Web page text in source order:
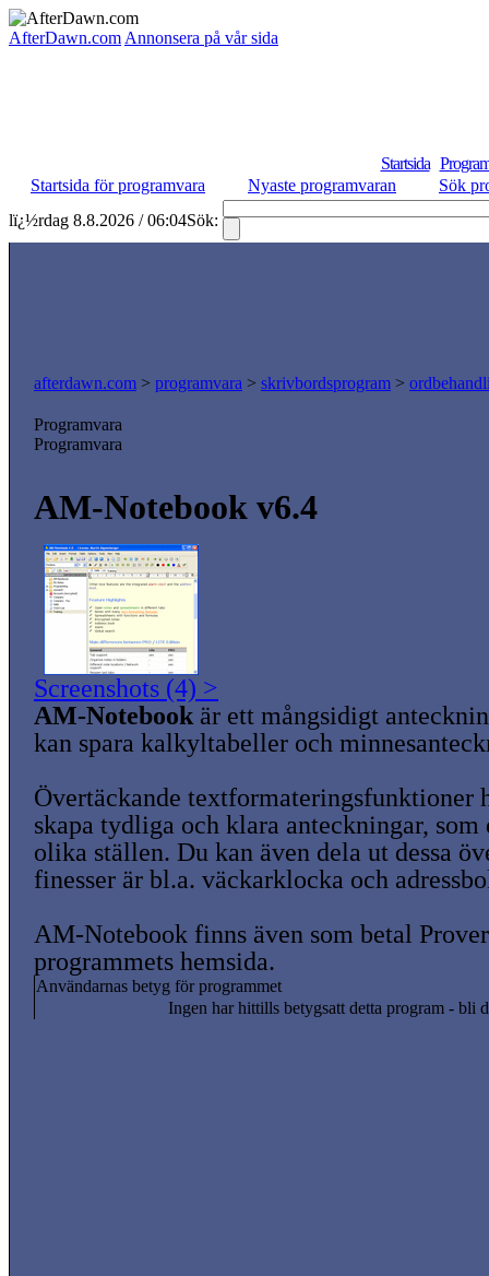
AfterDawn.com Annonsera på vår sida
Startsida
Startsida för programvara
Nyaste programvaran
Sök
lï¿½rdag 8.8.2026 / 06:04Sök:
afterdawn.com > programvara > skrivbordsprogram >
Programvara
Programvara
AM-Notebook v6.4
Screenshots (4) >
AM-Notebookär ett mångsidigt
kan spara kalkyltabeller och
Övertäckande textformateringsfunktioner
skapa tydliga och klara anteckningar, som
olika ställen. Du kan även dela ut dessa
finesser är bl.a. väckarklocka och
AM-Notebook finns även som betal
programmets hemsida.
Användarnas betyg för programmet
Ingen har hittills betygsatt detta program - bli